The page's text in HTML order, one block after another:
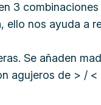
3
nos ayuda a
Se añaden
agujeros de > / <